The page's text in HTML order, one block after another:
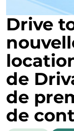
Drive
de
de
de